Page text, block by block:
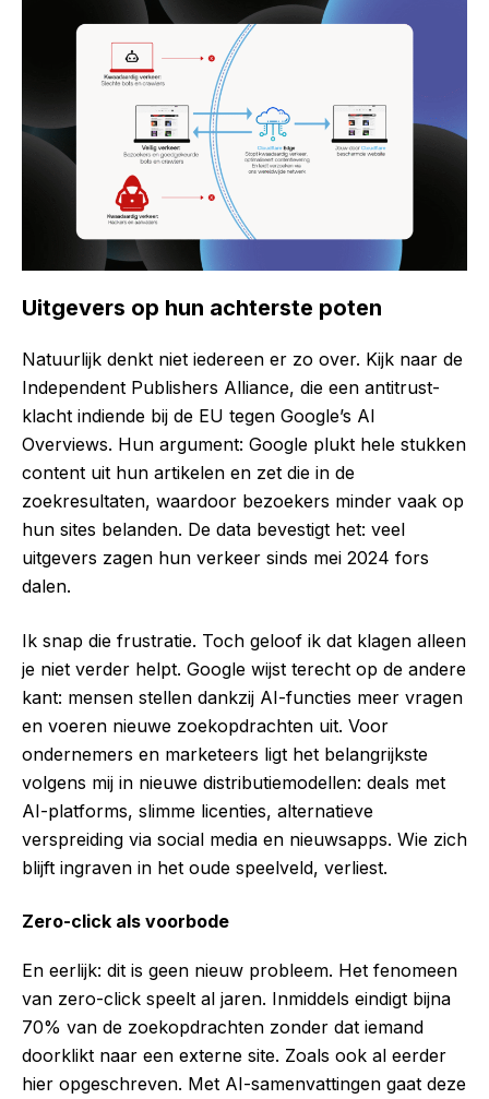
Uitgevers op hun achterste poten
Natuurlijk denkt niet iedereen er zo over. Kijk naar de
Independent Publishers Alliance, die een antitrust-
klacht indiende bij de EU tegen Google’s AI
Overviews. Hun argument: Google plukt hele stukken
content uit hun artikelen en zet die in de
zoekresultaten, waardoor bezoekers minder vaak op
hun sites belanden. De data bevestigt het: veel
uitgevers zagen hun verkeer sinds mei 2024 fors
dalen.
Ik snap die frustratie. Toch geloof ik dat klagen alleen
je niet verder helpt. Google wijst terecht op de andere
kant: mensen stellen dankzij AI-functies meer vragen
en voeren nieuwe zoekopdrachten uit. Voor
ondernemers en marketeers ligt het belangrijkste
volgens mij in nieuwe distributiemodellen: deals met
AI-platforms, slimme licenties, alternatieve
verspreiding via social media en nieuwsapps. Wie zich
blijft ingraven in het oude speelveld, verliest.
Zero-click als voorbode
En eerlijk: dit is geen nieuw probleem. Het fenomeen
van zero-click speelt al jaren. Inmiddels eindigt bijna
70% van de zoekopdrachten zonder dat iemand
doorklikt naar een externe site. Zoals ook al eerder
hier opgeschreven. Met AI-samenvattingen gaat deze